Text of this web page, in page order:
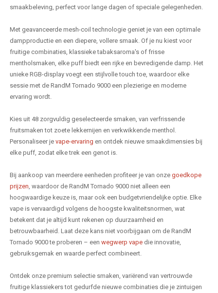
smaakbeleving, perfect voor lange dagen of speciale gelegenheden.
Met geavanceerde mesh-coil technologie geniet je van een optimale
dampproductie en een diepere, vollere smaak. Of je nu kiest voor
fruitige combinaties, klassieke tabaksaroma's of frisse
mentholsmaken, elke puff biedt een rijke en bevredigende damp. Het
unieke RGB-display voegt een stijlvolle touch toe, waardoor elke
sessie met de RandM Tornado 9000 een plezierige en moderne
ervaring wordt.
Kies uit 48 zorgvuldig geselecteerde smaken, van verfrissende
fruitsmaken tot zoete lekkernijen en verkwikkende menthol.
Personaliseer je vape-ervaring en ontdek nieuwe smaakdimensies bij
elke puff, zodat elke trek een genot is.
Bij aankoop van meerdere eenheden profiteer je van onze goedkope
prijzen , waardoor de RandM Tornado 9000 niet alleen een
hoogwaardige keuze is, maar ook een budgetvriendelijke optie. Elke
vape is vervaardigd volgens de hoogste kwaliteitsnormen, wat
betekent dat je altijd kunt rekenen op duurzaamheid en
betrouwbaarheid. Laat deze kans niet voorbijgaan om de RandM
Tornado 9000 te proberen – een wegwerp vape die innovatie,
gebruiksgemak en waarde perfect combineert.
Ontdek onze premium selectie smaken, variërend van vertrouwde
fruitige klassiekers tot gedurfde nieuwe combinaties die je zintuigen